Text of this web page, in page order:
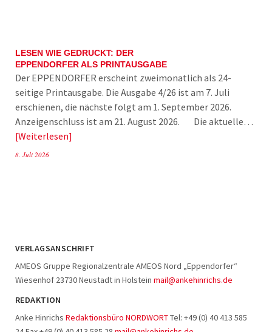
LESEN WIE GEDRUCKT: DER
EPPENDORFER ALS PRINTAUSGABE
Der EPPENDORFER erscheint zweimonatlich als 24-
seitige Printausgabe. Die Ausgabe 4/26 ist am 7. Juli
erschienen, die nächste folgt am 1. September 2026.
Anzeigenschluss ist am 21. August 2026. Die aktuelle…
Weiterlesen
8. Juli 2026
VERLAGSANSCHRIFT
AMEOS Gruppe Regionalzentrale AMEOS Nord „Eppendorfer“
Wiesenhof 23730 Neustadt in Holstein mail@ankehinrichs.de
REDAKTION
Anke Hinrichs Redaktionsbüro NORDWORTTel: +49 (0) 40 413 585